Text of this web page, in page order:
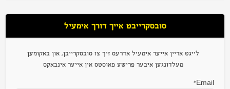
סובסקרייבט אייך דורך אימעיל
לייגט אריין אייער אימעיל אדרעס זיך צו סובסקרייבן, און באקומען
מעלדונגען איבער פרישע פאוסטס אין אייער אינבאקס
Email*